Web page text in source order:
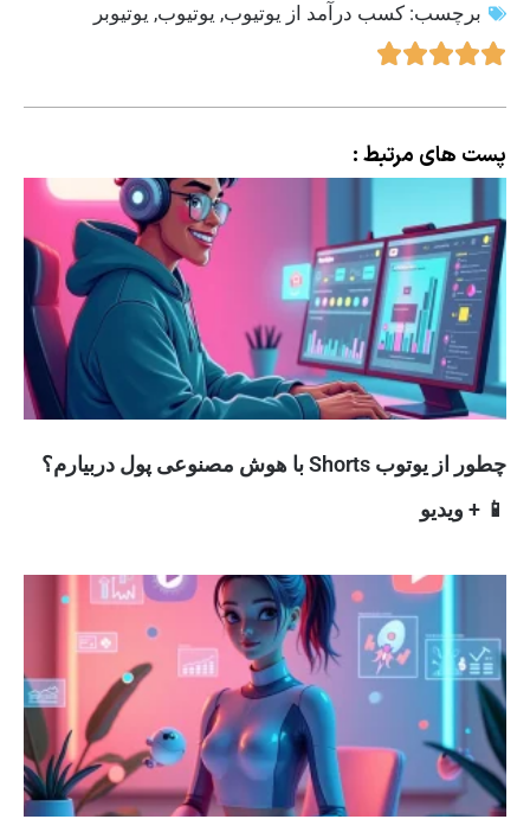
برچسب: کسب درآمد از یوتیوب, یوتیوب, یوتیوبر
پست های مرتبط :
چطور از یوتوب Shorts با هوش مصنوعی پول دربیارم؟
📱 + ویدیو